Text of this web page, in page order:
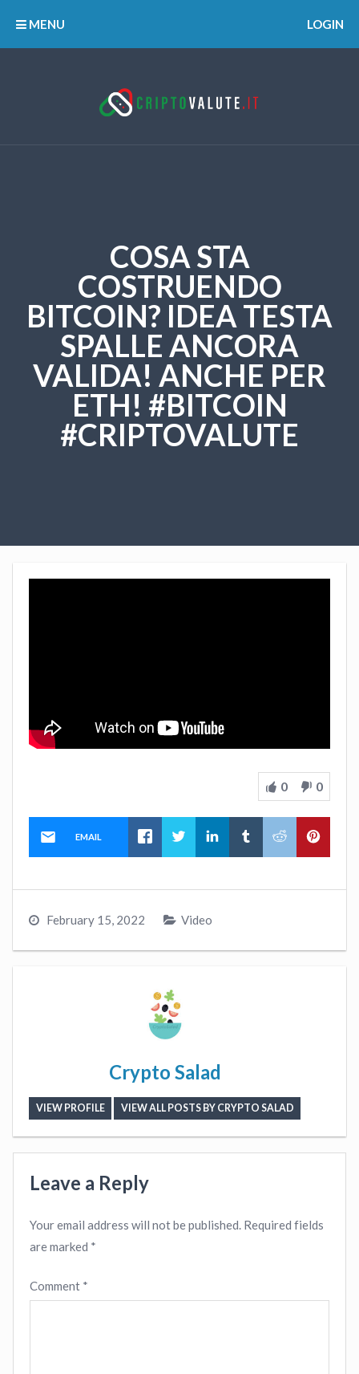
MENU LOGIN
COSA STA
COSTRUENDO
BITCOIN? IDEA TESTA
SPALLE ANCORA
VALIDA! ANCHE PER
ETH! #BITCOIN
#CRIPTOVALUTE
0 0
EMAIL
February 15, 2022 Video
Crypto Salad
VIEW PROFILE VIEW ALL POSTS BY CRYPTO SALAD
Leave a Reply
Your email address will not be published. Required fields
are marked *
Comment *